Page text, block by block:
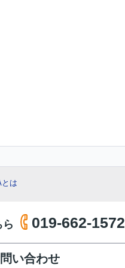
とは
019-662-1572
い合わせ